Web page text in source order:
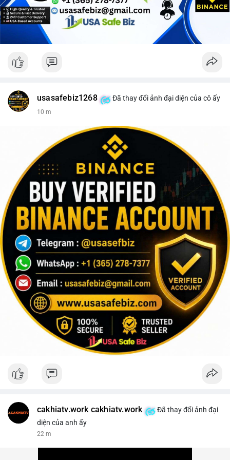
Lời khuyên cho nhà đầu tư nhỏ lẻ: Theo dõi sát điểm đến của
dòng tiền này trong 24-48 giờ tới. Nếu BTC được nạp lên sàn
giao dịch, hãy thận trọng với khả năng điều chỉnh giá và cân
nhắc chốt lời một phần. Ngược lại, nếu dòng tiền chuyển vào ví
#152dot5btc
usasafebiz1268 Đã thay đổi ảnh đại diện của cô ấy
10 m
cakhiatv.work cakhiatv.work
Đã thay đổi ảnh đại
diện của anh ấy
22 m